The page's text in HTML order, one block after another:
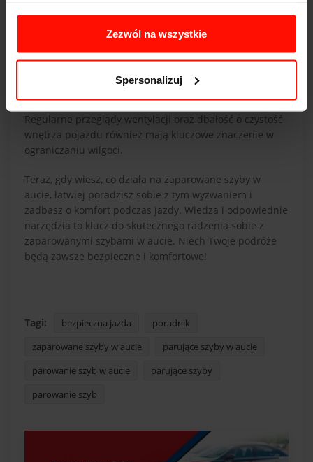
Zezwól na wszystkie
Spersonalizuj
Podsumowanie
Parujące szyby w samochodzie to uciążliwy, ale
rozwiązywalny problem. Dbaj o odpowiednią wentylację,
korzystaj z pochłaniaczy wilgoci i stosuj sprawdzone
metody na zapobieganie parowaniu szyb w aucie.
Regularne przeglądy wentylacji oraz dbałość o czystość
wnętrza pojazdu również mają kluczowe znaczenie w
ograniczaniu wilgoci.
Teraz, gdy wiesz, co działa na zaparowane szyby w
aucie, łatwiej poradzisz sobie z tym wyzwaniem i
zadbasz o komfort podczas jazdy. Wiedza i odpowiednie
narzędzia to klucz do skutecznego radzenia sobie z
zaparowanymi szybami w aucie. Niech Twoje podróże
będą zawsze bezpieczne i komfortowe!
Tagi: bezpieczna jazda
poradnik
zaparowane szyby w aucie
parujące szyby w aucie
parowanie szyb w aucie
parujące szyby
parowanie szyb